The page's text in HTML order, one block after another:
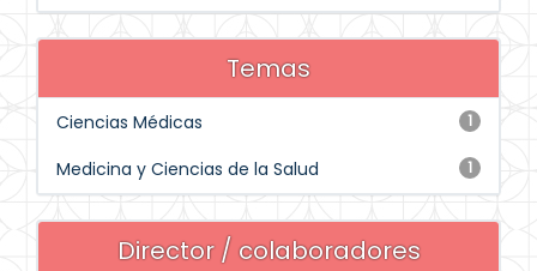
Temas
1
Ciencias Médicas
1
Medicina y Ciencias de la Salud
Director / colaboradores